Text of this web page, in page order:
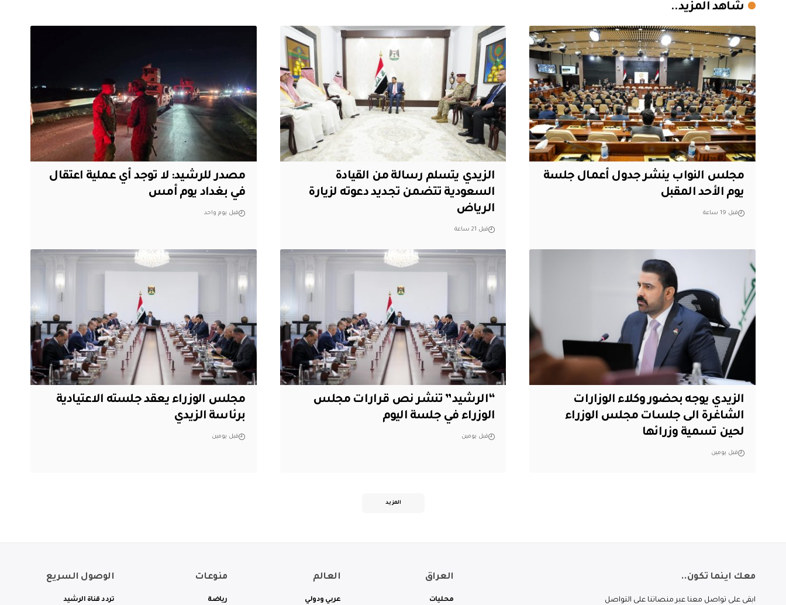
شاهد المزيد..
مجلس النواب ينشر جدول أعمال جلسة
يوم الأحد المقبل
قبل 19 ساعة
الزيدي يتسلم رسالة من القيادة
السعودية تتضمن تجديد دعوته لزيارة
الرياض
قبل 21 ساعة
مصدر للرشيد: لا توجد أي عملية اعتقال
في بغداد يوم أمس
قبل يوم واحد
الزيدي يوجه بحضور وكلاء الوزارات
الشاغرة الى جلسات مجلس الوزراء
لحين تسمية وزرائها
قبل يومين
“الرشيد” تنشر نص قرارات مجلس
الوزراء في جلسة اليوم
قبل يومين
مجلس الوزراء يعقد جلسته الاعتيادية
برئاسة الزيدي
قبل يومين
المزيد
معك اينما تكون..
ابقى على تواصل معنا عبر منصاتنا على التواصل
العراق
محليات
العالم
عربي ودولي
منوعات
رياضة
الوصول السريع
تردد قناة الرشيد